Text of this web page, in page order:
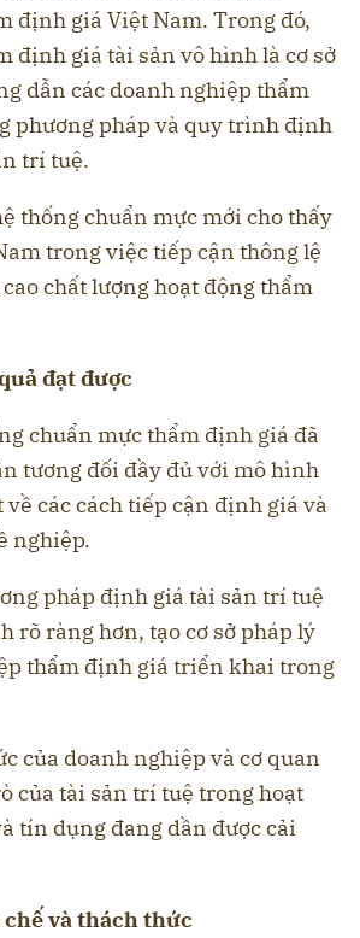
định giá Việt Nam. Trong đó,
định giá tài sản vô hình là cơ sở
dẫn các doanh nghiệp thẩm
phương pháp và quy trình định
trí tuệ.
thống chuẩn mực mới cho thấy
trong việc tiếp cận thông lệ
chất lượng hoạt động thẩm
đạt được
chuẩn mực thẩm định giá đã
tương đối đầy đủ với mô hình
về các cách tiếp cận định giá và
nghiệp.
pháp định giá tài sản trí tuệ
rõ ràng hơn, tạo cơ sở pháp lý
thẩm định giá triển khai trong
của doanh nghiệp và cơ quan
của tài sản trí tuệ trong hoạt
tín dụng đang dần được cải
và thách thức